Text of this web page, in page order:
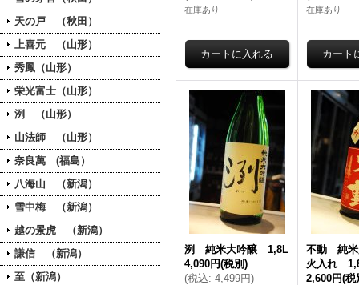
天の戸 （秋田）
上喜元 （山形）
秀鳳（山形）
栄光富士（山形）
洌 （山形）
山法師 （山形）
奈良萬 (福島）
八海山 （新潟）
雪中梅 （新潟）
越の景虎 （新潟）
謙信 （新潟）
至（新潟）
在庫あり 在庫あり
洌 純米大吟醸 1,8L
4,090円(税別)
(税込: 4,499円)
不動 純
火入れ
2,600円(税